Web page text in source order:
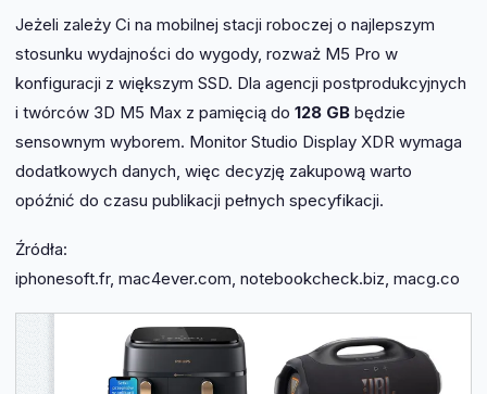
Jeżeli zależy Ci na mobilnej stacji roboczej o najlepszym
stosunku wydajności do wygody, rozważ M5 Pro w
konfiguracji z większym SSD. Dla agencji postprodukcyjnych
i twórców 3D M5 Max z pamięcią do 128 GB będzie
sensownym wyborem. Monitor Studio Display XDR wymaga
dodatkowych danych, więc decyzję zakupową warto
opóźnić do czasu publikacji pełnych specyfikacji.
Źródła:
iphonesoft.fr, mac4ever.com, notebookcheck.biz, macg.co